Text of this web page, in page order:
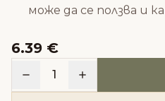
може да се ползва и
6.39 €
1